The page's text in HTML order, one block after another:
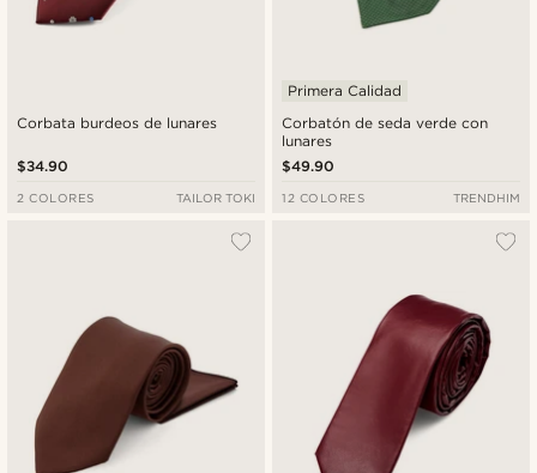
Corbata burdeos de lunares
$34.90
2 COLORES TAILOR TOKI
Corbatón de seda verde con
lunares
Primera Calidad
$49.90
12 COLORES TRENDHIM